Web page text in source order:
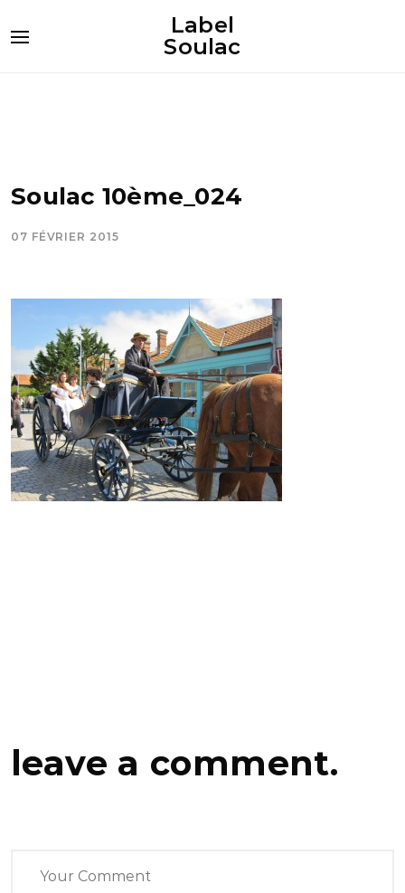
Label
Soulac
Soulac 10ème_024
07 FÉVRIER 2015
leave a comment.